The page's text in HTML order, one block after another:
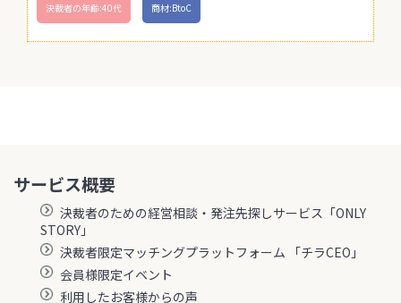
決裁者の年齢:40代 商材:BtoC
サービス概要
決裁者のための経営相談・発注先探しサービス「ONLY
STORY」
決裁者限定マッチングプラットフォーム 「チラCEO」
会員様限定イベント
利用したお客様からの声